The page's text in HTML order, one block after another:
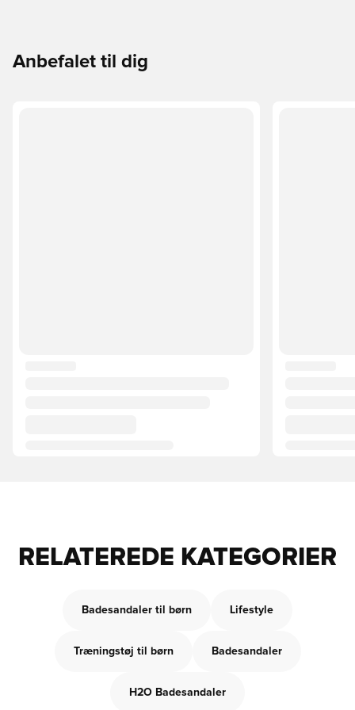
Anbefalet til dig
RELATEREDE KATEGORIER
Badesandaler til børn Lifestyle
Træningstøj til børn Badesandaler
H2O Badesandaler